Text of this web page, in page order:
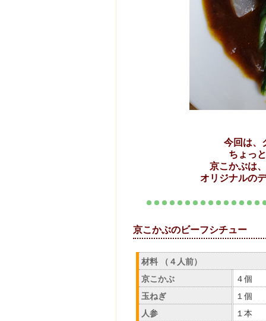
今回は、
ちょっ
京こかぶは
オリジナルの
京こかぶの
材料 （４人前）
京こかぶ
４個
玉ねぎ
１個
人参
１本